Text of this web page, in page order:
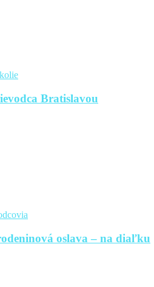
Bratislavou
oslava – na diaľku